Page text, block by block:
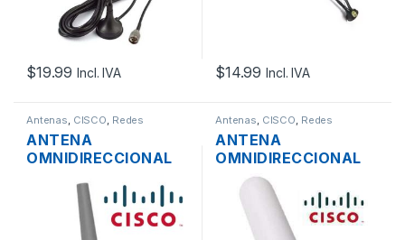
$19.99 Incl. IVA $14.99 Incl. IVA
Antenas CISCO Redes
ANTENA
OMNIDIRECCIONAL
ANT2422DG-R DE 2
DBI 2.4GHZ
Antenas CISCO Redes
ANTENA
OMNIDIRECCIONAL
CISCO AIR-
ANT2535SDW-R=
DUAL BAND DE
2.4/5GHZ 3/5 DBI